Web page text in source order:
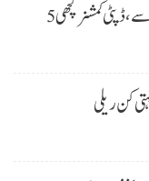
کمشنر کچھی
کن ریلی